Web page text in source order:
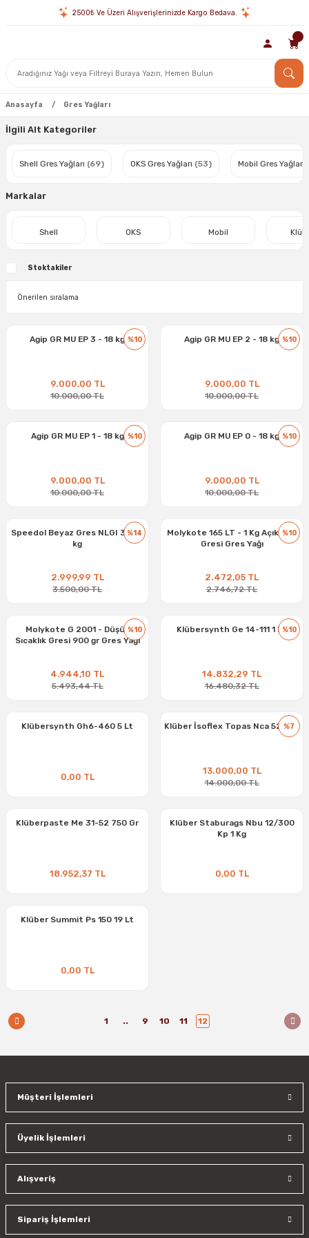
2500₺ Ve Üzeri Alışverişlerinizde Kargo Bedava.
Anasayfa Gres Yağları
İlgili Alt Kategoriler
Shell Gres Yağları (69) OKS Gres Yağları (53) Mobil Gres Yağları
Markalar
Shell OKS Mobil
Stoktakiler
%10
Agip GR MU EP 3 - 18 kg
9.000,00 TL
10.000,00 TL
%10
Agip GR MU EP 2 - 18 kg
9.000,00 TL
10.000,00 TL
%10
Agip GR MU EP 1 - 18 kg
9.000,00 TL
10.000,00 TL
%10
Agip GR MU EP 0 - 18 kg
9.000,00 TL
10.000,00 TL
%14
Speedol Beyaz Gres NLGI 3 - 14
kg
2.999,99 TL
3.500,00 TL
%10
Molykote 165 LT - 1 Kg Açık Dişli
Gresi Gres Yağı
2.472,05 TL
2.746,72 TL
%10
Molykote G 2001 - Düşük
Sıcaklık Gresi 900 gr Gres Yağı
4.944,10 TL
5.493,44 TL
%10
Klübersynth Ge 14-111 1 Kg
14.832,29 TL
16.480,32 TL
Klübersynth Gh6-460 5 Lt
0,00 TL
%7
Klüber İsoflex Topas Nca 52 1 Kg
13.000,00 TL
14.000,00 TL
Klüberpaste Me 31-52 750 Gr
18.952,37 TL
Klüber Staburags Nbu 12/300
Kp 1 Kg
0,00 TL
Klüber Summit Ps 150 19 Lt
0,00 TL
1 .. 9 10 11 12
Müşteri İşlemleri
Üyelik İşlemleri
Alışveriş
Sipariş İşlemleri